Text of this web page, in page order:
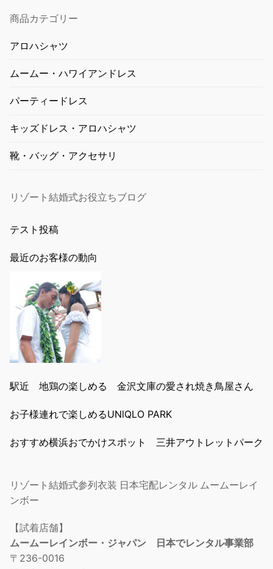
商品カテゴリー
アロハシャツ
ムームー・ハワイアンドレス
パーティードレス
キッズドレス・アロハシャツ
靴・バッグ・アクセサリ
リゾート結婚式お役立ちブログ
テスト投稿
最近のお客様の動向
駅近 地鶏の楽しめる 金沢文庫の愛され焼き鳥屋さん
お子様連れで楽しめるUNlQLO PARK
おすすめ横浜おでかけスポット 三井アウトレットパーク
リゾート結婚式参列衣装 日本宅配レンタル ムームーレイ
ンボー
【試着店舗】
ムームーレインボー・ジャパン 日本でレンタル事業部
〒236-0016